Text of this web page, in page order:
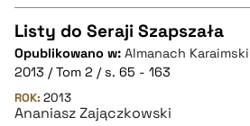
CZYSTY TEKST
pobierz cytat
Listy do Seraji Szapszała
Opublikowano w: Almanach Karaimski
2013 / Tom 2 / s. 65 - 163
ROK: 2013
Ananiasz Zajączkowski